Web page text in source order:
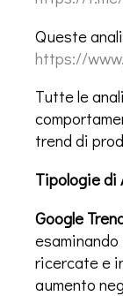
Queste
https://
Tutte le
trend di
Tipologie di
Google
ricercate e
aumento